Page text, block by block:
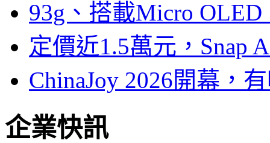
93g、搭載Micro
定價近1.5萬元，Snap
ChinaJoy 2026開幕，
企業快訊